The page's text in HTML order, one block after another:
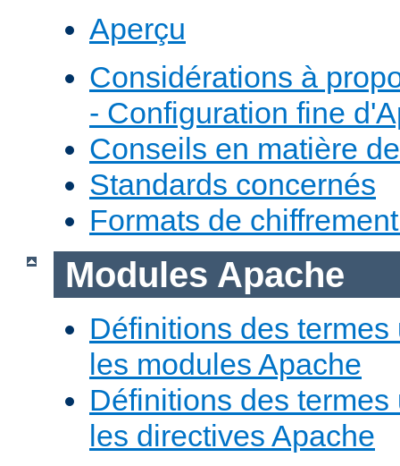
Aperçu
Considérations à
- Configuration fine
Conseils en matière
Standards concernés
Formats de
Modules Apache
Définitions des
les modules Apache
Définitions des
les directives Apache